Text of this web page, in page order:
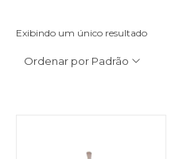
Exibindo um único resultado
Ordenar por Padrão